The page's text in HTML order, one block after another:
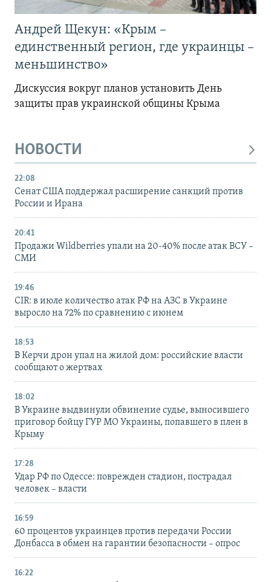
Андрей Щекун: «Крым –
единственный регион, где украинцы –
меньшинство»
Дискуссия вокруг планов установить День
защиты прав украинской общины Крыма
НОВОСТИ
22:08
Сенат США поддержал расширение санкций против
России и Ирана
20:41
Продажи Wildberries упали на 20-40% после атак ВСУ –
СМИ
19:46
CIR: в июле количество атак РФ на АЗС в Украине
выросло на 72% по сравнению с июнем
18:53
В Керчи дрон упал на жилой дом: российские власти
сообщают о жертвах
18:02
В Украине выдвинули обвинение судье, выносившего
приговор бойцу ГУР МО Украины, попавшего в плен в
Крыму
17:28
Удар РФ по Одессе: поврежден стадион, пострадал
человек – власти
16:59
60 процентов украинцев против передачи России
Донбасса в обмен на гарантии безопасности – опрос
16:22